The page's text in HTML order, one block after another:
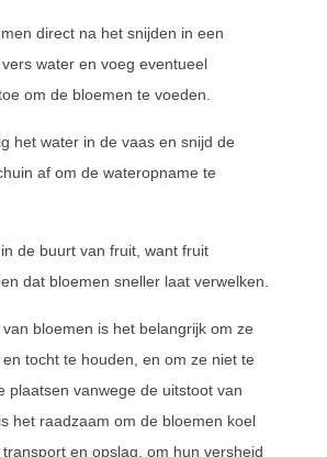
direct na het snijden in een
water en voeg eventueel
om de bloemen te voeden.
het water in de vaas en snijd de
af om de wateropname te
de buurt van fruit, want fruit
dat bloemen sneller laat verwelken.
bloemen is het belangrijk om ze
tocht te houden, en om ze niet te
plaatsen vanwege de uitstoot van
het raadzaam om de bloemen koel
en opslag, om hun versheid